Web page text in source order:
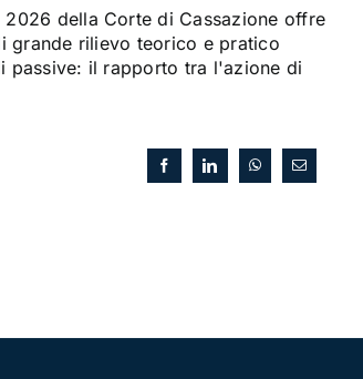
della Corte di Cassazione offre
grande rilievo teorico e pratico
passive: il rapporto tra l'azione di